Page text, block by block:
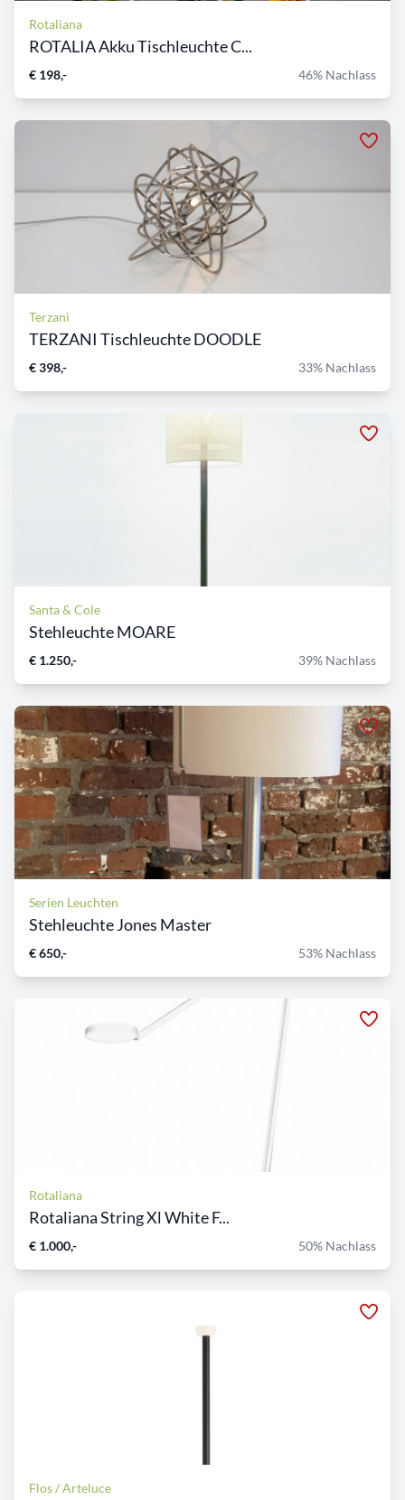
Rotaliana
ROTALIA Akku Tischleuchte C...
€ 198,- 46% Nachlass
Terzani
TERZANI Tischleuchte DOODLE
€ 398,- 33% Nachlass
Santa & Cole
Stehleuchte MOARE
€ 1.250,- 39% Nachlass
Serien Leuchten
Stehleuchte Jones Master
€ 650,- 53% Nachlass
Rotaliana
Rotaliana String Xl White F...
€ 1.000,- 50% Nachlass
Flos / Arteluce